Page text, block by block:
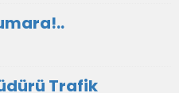
Trafik